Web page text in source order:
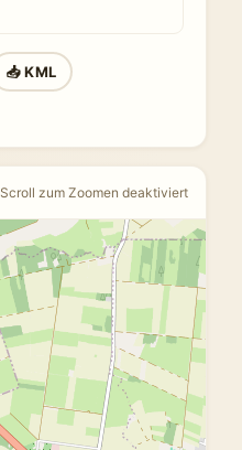
📥 KML
zum Zoomen deaktiviert